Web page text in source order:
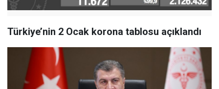
Türkiye’nin 2 Ocak korona tablosu açıklandı